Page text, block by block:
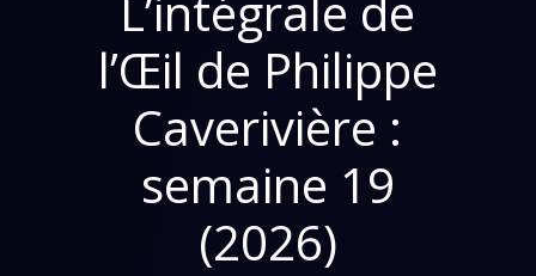
l’Œil de Philippe
Caverivière :
semaine 19
(2026)